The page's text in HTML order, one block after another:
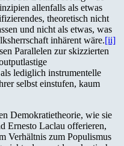
allenfalls als etwas
theoretisch nicht
und nicht als etwas, was
inhärent wäre.[ii]
Parallelen zur skizzierten
lediglich instrumentelle
selbst einstufen, kaum
Demokratietheorie, wie sie
Ernesto Laclau offerieren,
Verhältnis zum Populismus